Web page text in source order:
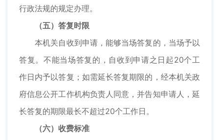
行政法规的规定办理。
（五）答复时限
本机关自收到申请，能够当场答复的，当场予以
答复。不能当场答复的，自收到申请之日起20个工
作日内予以答复；如需延长答复期限的，经本机关政
府信息公开工作机构负责人同意，并告知申请人，延
长答复的期限最长不超过20个工作日。
（六）收费标准